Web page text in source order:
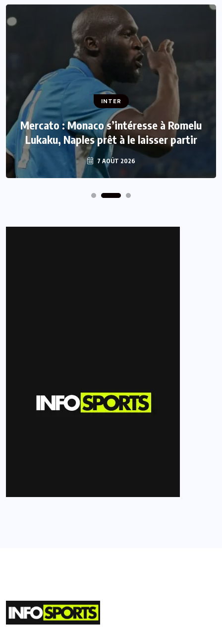
INTER
Mercato : Monaco s’intéresse à Romelu
Lukaku, Naples prêt à le laisser partir
7 AOÛT 2026